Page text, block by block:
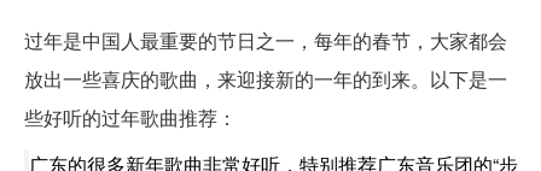
过年是中国人最重要的节日之一，每年的春节，大家都会
放出一些喜庆的歌曲，来迎接新的一年的到来。以下是一
些好听的过年歌曲推荐：
广东的很多新年歌曲非常好听，特别推荐广东音乐团的“步